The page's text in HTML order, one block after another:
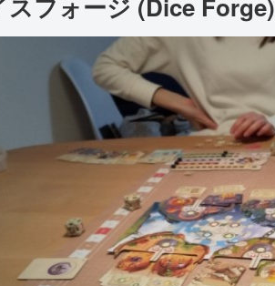
スフォージ (Dice Forge)